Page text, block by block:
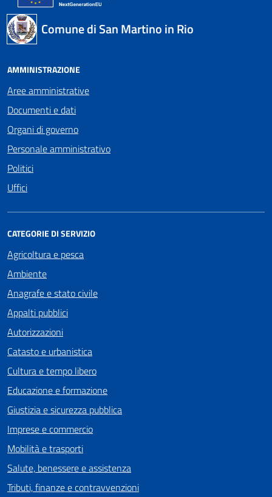
Comune di San Martino in Rio
AMMINISTRAZIONE
Aree amministrative
Documenti e dati
Organi di governo
Personale amministrativo
Politici
Uffici
CATEGORIE DI SERVIZIO
Agricoltura e pesca
Ambiente
Anagrafe e stato civile
Appalti pubblici
Autorizzazioni
Catasto e urbanistica
Cultura e tempo libero
Educazione e formazione
Giustizia e sicurezza pubblica
Imprese e commercio
Mobilità e trasporti
Salute, benessere e assistenza
Tributi, finanze e contravvenzioni